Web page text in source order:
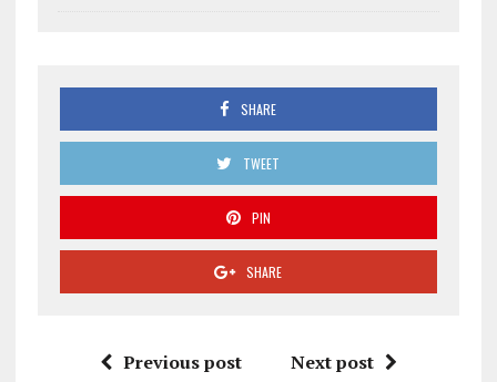
SHARE
TWEET
PIN
SHARE
Previous post Next post